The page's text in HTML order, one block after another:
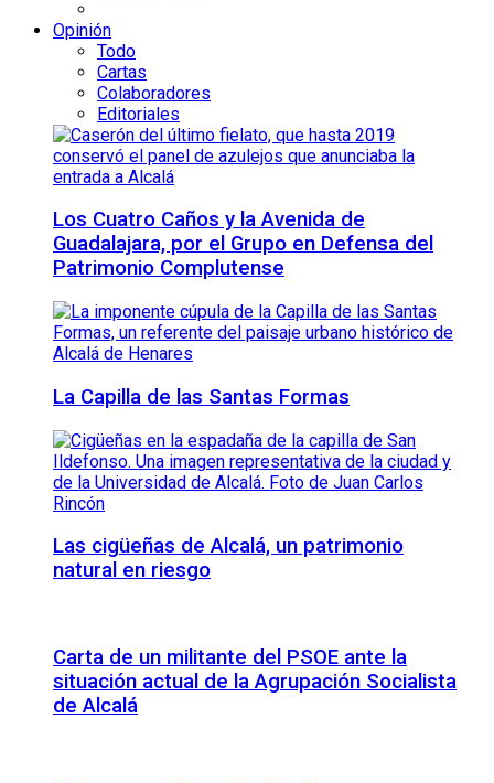
Opinión
Todo
Cartas
Colaboradores
Editoriales
Los Cuatro Caños y la Avenida de
Guadalajara, por el Grupo en Defensa del
Patrimonio Complutense
La Capilla de las Santas Formas
Las cigüeñas de Alcalá, un patrimonio
natural en riesgo
Carta de un militante del PSOE ante la
situación actual de la Agrupación Socialista
de Alcalá